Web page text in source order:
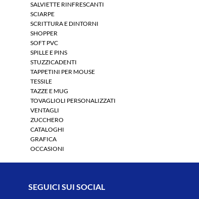
SALVIETTE RINFRESCANTI
SCIARPE
SCRITTURA E DINTORNI
SHOPPER
SOFT PVC
SPILLE E PINS
STUZZICADENTI
TAPPETINI PER MOUSE
TESSILE
TAZZE E MUG
TOVAGLIOLI PERSONALIZZATI
VENTAGLI
ZUCCHERO
CATALOGHI
GRAFICA
OCCASIONI
SEGUICI SUI SOCIAL